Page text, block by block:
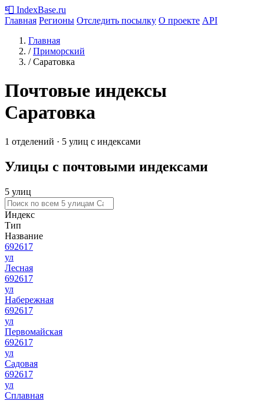
📮 IndexBase.ru
Главная Регионы Отследить посылку О проекте API
Главная
/ Приморский
/ Саратовка
Почтовые индексы
Саратовка
1 отделений · 5 улиц с индексами
Улицы с почтовыми индексами
5 улиц
Индекс
Тип
Название
692617
ул
Лесная
692617
ул
Набережная
692617
ул
Первомайская
692617
ул
Садовая
692617
ул
Сплавная